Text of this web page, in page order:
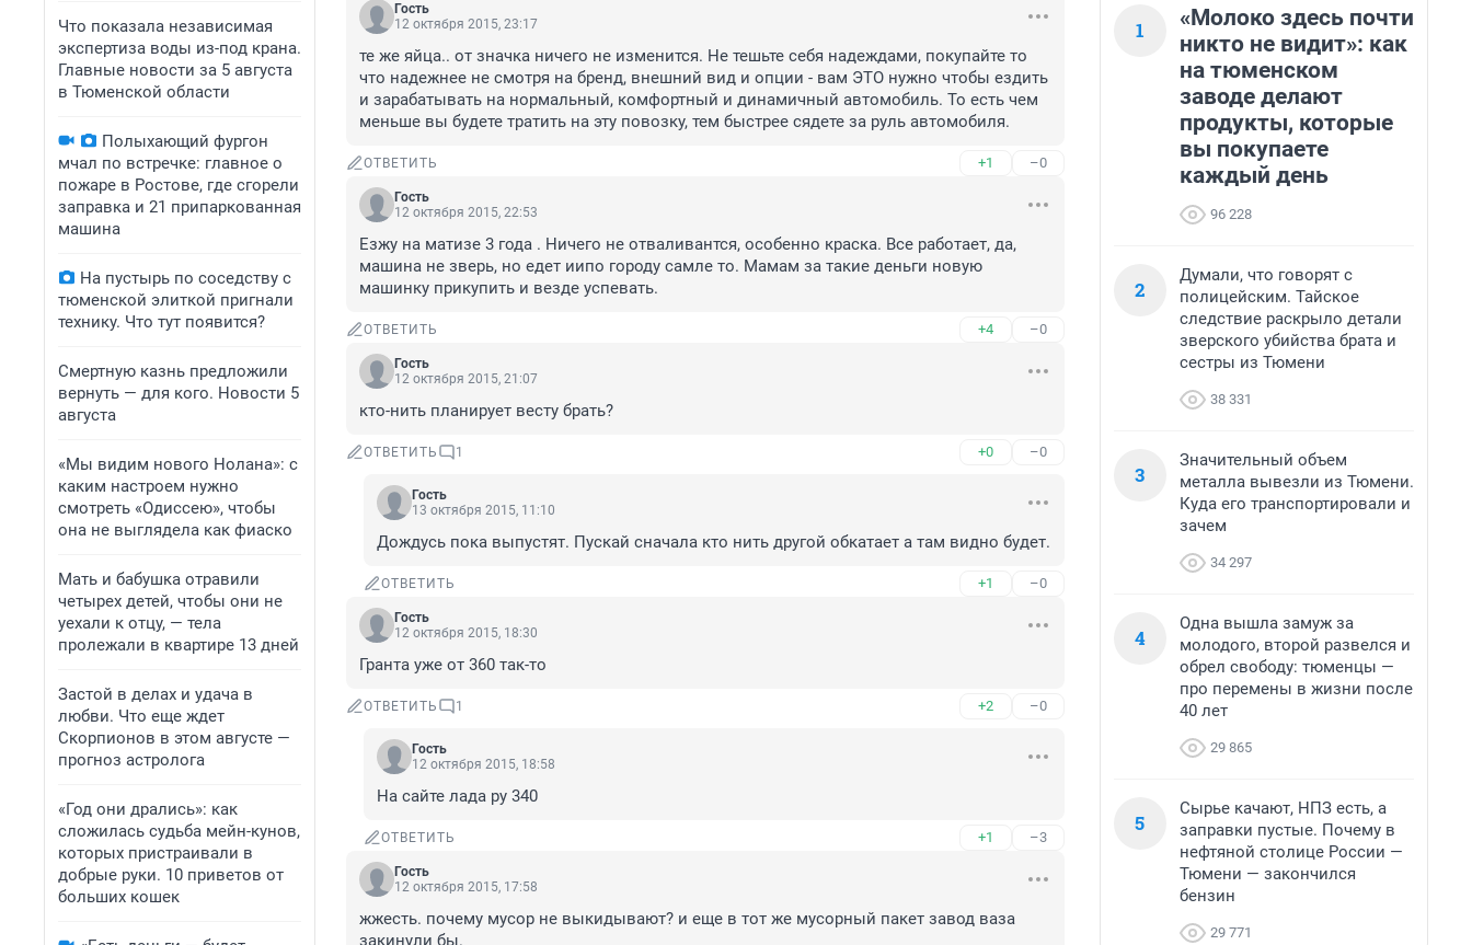
Что показала независимая
экспертиза воды из-под крана.
Главные новости за 5 августа
в Тюменской области
Полыхающий фургон
мчал по встречке: главное о
пожаре в Ростове, где сгорели
заправка и 21 припаркованная
машина
На пустырь по соседству с
тюменской элиткой пригнали
технику. Что тут появится?
Смертную казнь предложили
вернуть — для кого. Новости 5
августа
«Мы видим нового Нолана»: с
каким настроем нужно
смотреть «Одиссею», чтобы
она не выглядела как фиаско
Мать и бабушка отравили
четырех детей, чтобы они не
уехали к отцу, — тела
пролежали в квартире 13 дней
Застой в делах и удача в
любви. Что еще ждет
Скорпионов в этом августе —
прогноз астролога
«Год они дрались»: как
сложилась судьба мейн-кунов,
которых пристраивали в
добрые руки. 10 приветов от
больших кошек
Гость
12 октября 2015, 23:17
те же яйца.. от значка ничего не изменится. Не тешьте себя надеждами, покупайте то
что надежнее не смотря на бренд, внешний вид и опции - вам ЭТО нужно чтобы ездить
и зарабатывать на нормальный, комфортный и динамичный автомобиль. То есть чем
меньше вы будете тратить на эту повозку, тем быстрее сядете за руль автомобиля.
ОТВЕТИТЬ +1 –0
Гость
12 октября 2015, 22:53
Езжу на матизе 3 года . Ничего не отваливантся, особенно краска. Все работает, да,
машина не зверь, но едет иипо городу самле то. Мамам за такие деньги новую
машинку прикупить и везде успевать.
ОТВЕТИТЬ +4 –0
Гость
12 октября 2015, 21:07
кто-нить планирует весту брать?
ОТВЕТИТЬ 1 +0 –0
Гость
13 октября 2015, 11:10
Дождусь пока выпустят. Пускай сначала кто нить другой обкатает а там видно будет.
ОТВЕТИТЬ +1 –0
Гость
12 октября 2015, 18:30
Гранта уже от 360 так-то
ОТВЕТИТЬ 1 +2 –0
Гость
12 октября 2015, 18:58
На сайте лада ру 340
ОТВЕТИТЬ +1 –3
Гость
12 октября 2015, 17:58
жжесть. почему мусор не выкидывают? и еще в тот же мусорный пакет завод ваза
закинули бы.
1
«Молоко здесь почти
никто не видит»: как
на тюменском
заводе делают
продукты, которые
вы покупаете
каждый день
96 228
2
Думали, что говорят с
полицейским. Тайское
следствие раскрыло детали
зверского убийства брата и
сестры из Тюмени
38 331
3
Значительный объем
металла вывезли из Тюмени.
Куда его транспортировали и
зачем
34 297
4
Одна вышла замуж за
молодого, второй развелся и
обрел свободу: тюменцы —
про перемены в жизни после
40 лет
29 865
5
Сырье качают, НПЗ есть, а
заправки пустые. Почему в
нефтяной столице России —
Тюмени — закончился
бензин
29 771